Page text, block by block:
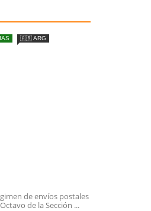
🇦🇷 ARG
de envíos postales
de la Sección ...